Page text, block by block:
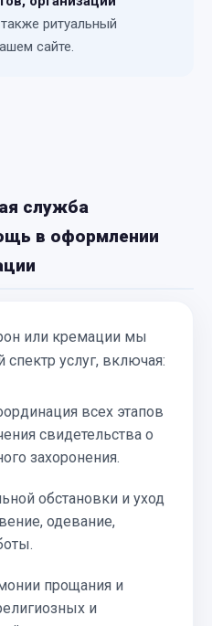
ритуальный
сайте.
служба
в оформлении
или кремации мы
услуг, включая:
всех этапов
свидетельства о
захоронения.
обстановки и уход
одевание,
прощания и
и